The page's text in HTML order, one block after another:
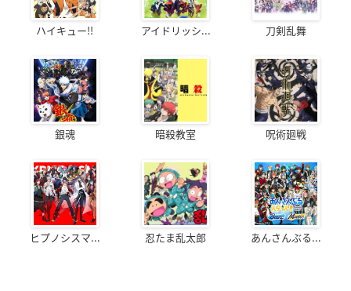
ハイキュー!! アイドリッシ... 刀剣乱舞
銀魂 暗殺教室 呪術廻戦
ヒプノシスマ... 忍たま乱太郎 あんさんぶる...